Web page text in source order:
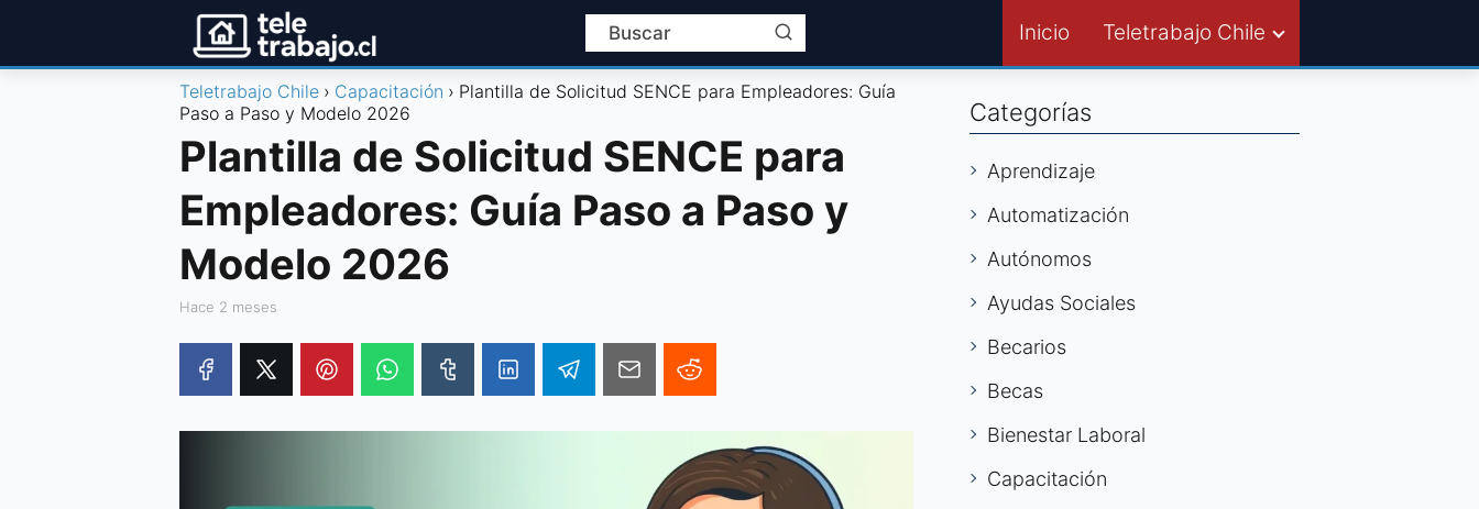
Inicio Teletrabajo Chile
Teletrabajo Chile Capacitación
Plantilla de Solicitud SENCE para Empleadores: Guía
Paso a Paso y Modelo 2026
Plantilla de Solicitud SENCE para
Empleadores: Guía Paso a Paso y
Modelo 2026
hace 2 meses
Categorías
Aprendizaje
Automatización
Autónomos
Ayudas Sociales
Becarios
Becas
Bienestar Laboral
Capacitación